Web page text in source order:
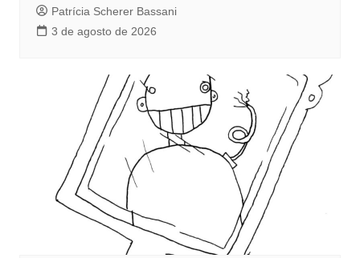
Patrícia Scherer Bassani
3 de agosto de 2026